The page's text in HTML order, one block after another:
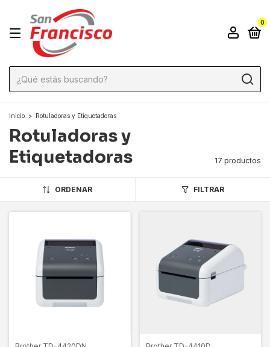
0
Inicio > Rotuladoras y Etiquetadoras
Rotuladoras y
Etiquetadoras
17 productos
ORDENAR FILTRAR